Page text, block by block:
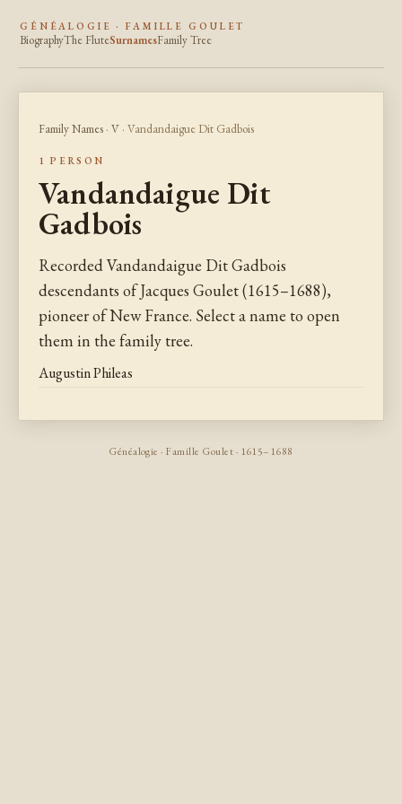
GÉNÉALOGIE · FAMILLE GOULET
BiographyThe FluteSurnamesFamily Tree
Family Names · V · Vandandaigue Dit Gadbois
1 PERSON
Vandandaigue Dit
Gadbois
Recorded Vandandaigue Dit Gadbois
descendants of Jacques Goulet (1615–1688),
pioneer of New France. Select a name to open
them in the family tree.
Augustin Phileas
Généalogie · Famille Goulet · 1615–1688